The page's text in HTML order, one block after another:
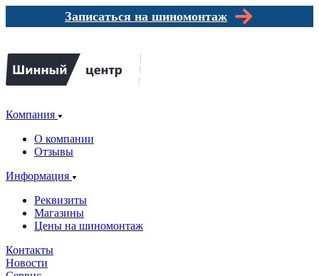
Записаться на шиномонтаж
Компания
О компании
Отзывы
Информация
Реквизиты
Магазины
Цены на шиномонтаж
Контакты
Новости